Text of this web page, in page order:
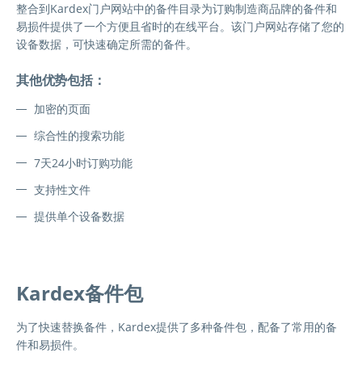
整合到Kardex门户网站中的备件目录为订购制造商品牌的备件和
易损件提供了一个方便且省时的在线平台。该门户网站存储了您的
设备数据，可快速确定所需的备件。
其他优势包括：
加密的页面
综合性的搜索功能
7天24小时订购功能
支持性文件
提供单个设备数据
Kardex备件包
为了快速替换备件，Kardex提供了多种备件包，配备了常用的备
件和易损件。